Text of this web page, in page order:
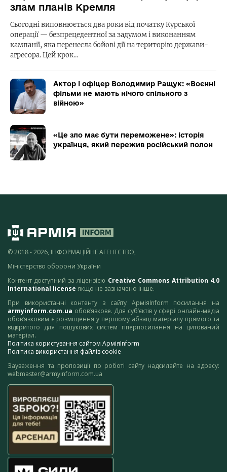
злам планів Кремля
Сьогодні виповнюється два роки від початку Курської
операції — безпрецедентної за задумом і виконанням
кампанії, яка перенесла бойові дії на територію держави-
агресора. Цей крок…
Актор і офіцер Володимир Ращук: «Воєнні
фільми не мають нічого спільного з
війною»
«Це зло має бути переможене»: історія
українця, який пережив російський полон
© 2018 - 2026, ІНФОРМАЦІЙНЕ АГЕНТСТВО,
Міністерство оборони України
Контент доступний за ліцензією Creative Commons Attribution 4.0
International license якщо не зазначено інше.
При використанні контенту з сайту АрміяInform посилання на
armyinform.com.ua обов’язкове. Для суб’єктів у сфері онлайн-медіа
обов’язковим є розміщення у першому абзаці матеріалу прямого та
відкритого для пошукових систем гіперпосилання на цитований
матеріал.
Політика користування сайтом АрміяInform
Політика використання файлів cookie
Зауваження та пропозиції по роботі сайту надсилайте на адресу:
webmaster@armyinform.com.ua